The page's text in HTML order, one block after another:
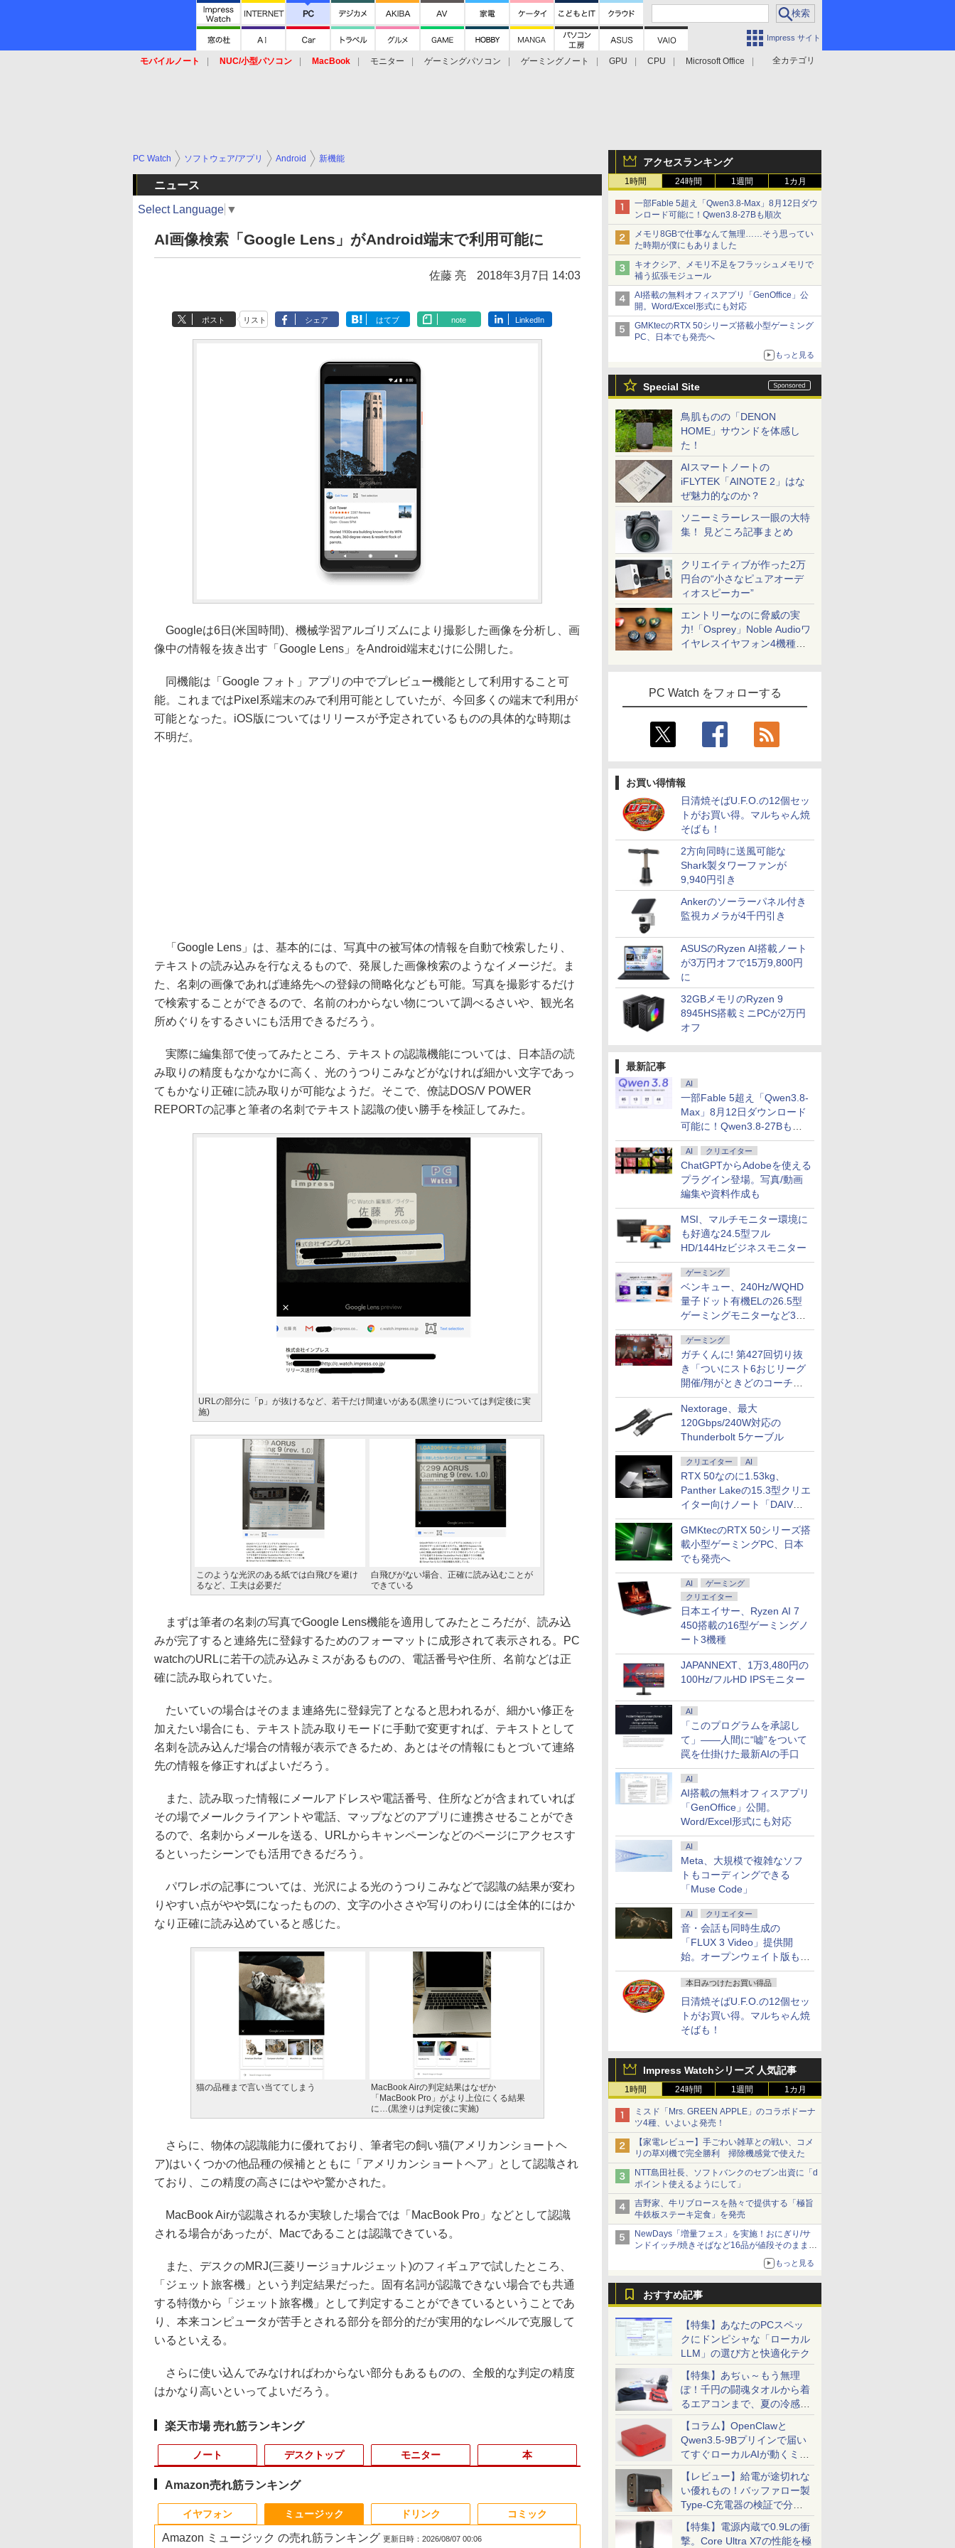
Impress サイト
全カテゴリ
モバイルノート NUC/小型パソコン MacBook モニター ゲーミングパソコン ゲーミングノート GPU CPU
Microsoft Office
アクセスランキング
1時間 24時間 1週間 1カ月
一部Fable 5超え「Qwen3.8-Max」8月12日ダウ
ンロード可能に！Qwen3.8-27Bも順次
メモリ8GBで仕事なんて無理……そう思ってい
た時期が僕にもありました
キオクシア、メモリ不足をフラッシュメモリで
補う拡張モジュール
AI搭載の無料オフィスアプリ「GenOffice」公
開。Word/Excel形式にも対応
GMKtecのRTX 50シリーズ搭載小型ゲーミング
PC、日本でも発売へ
もっと見る
Special Site
鳥肌ものの「DENON
HOME」サウンドを体感し
た！
AIスマートノートの
iFLYTEK「AINOTE 2」はな
ぜ魅力的なのか？
ソニーミラーレス一眼の大特
集！ 見どころ記事まとめ
クリエイティブが作った2万
円台の“小さなピュアオーデ
ィオスピーカー”
エントリーなのに脅威の実
力!「Osprey」Noble Audioワ
イヤレスイヤフォン4機種を
PC Watch をフォローする
お買い得情報
日清焼そばU.F.O.の12個セッ
トがお買い得。マルちゃん焼
そばも！
2方向同時に送風可能な
Shark製タワーファンが
9,940円引き
Ankerのソーラーパネル付き
監視カメラが4千円引き
ASUSのRyzen AI搭載ノート
が3万円オフで15万9,800円
に
32GBメモリのRyzen 9
8945HS搭載ミニPCが2万円
オフ
最新記事
AI
一部Fable 5超え「Qwen3.8-
Max」8月12日ダウンロード
可能に！Qwen3.8-27Bも順
次
AI クリエイター
ChatGPTからAdobeを使える
プラグイン登場。写真/動画
編集や資料作成も
MSI、マルチモニター環境に
も好適な24.5型フル
HD/144Hzビジネスモニター
ゲーミング
ベンキュー、240Hz/WQHD
量子ドット有機ELの26.5型
ゲーミングモニターなど3機
種
ゲーミング
ガチくんに! 第427回切り抜
き「ついにスト6おじリーグ
開催/翔がときどのコーチ就
任など」
Nextorage、最大
120Gbps/240W対応の
Thunderbolt 5ケーブル
クリエイター AI
RTX 50なのに1.53kg、
Panther Lakeの15.3型クリエ
イター向けノート「DAIV
Z5」
GMKtecのRTX 50シリーズ搭
載小型ゲーミングPC、日本
でも発売へ
AI
ゲーミング
クリエイター
日本エイサー、Ryzen AI 7
450搭載の16型ゲーミングノ
ート3機種
JAPANNEXT、1万3,480円の
100Hz/フルHD IPSモニター
AI
「このプログラムを承認し
て」――人間に“嘘”をついて
罠を仕掛けた最新AIの手口
AI
AI搭載の無料オフィスアプリ
「GenOffice」公開。
Word/Excel形式にも対応
AI
Meta、大規模で複雑なソフ
トもコーディングできる
「Muse Code」
AI クリエイター
音・会話も同時生成の
「FLUX 3 Video」提供開
始。オープンウェイト版も計
画
本日みつけたお買い得品
日清焼そばU.F.O.の12個セッ
トがお買い得。マルちゃん焼
そばも！
Impress Watchシリーズ 人気記事
1時間 24時間 1週間 1カ月
ミスド「Mrs. GREEN APPLE」のコラボドーナ
ツ4種、いよいよ発売！
【家電レビュー】手ごわい雑草との戦い、コメ
リの草刈機で完全勝利 掃除機感覚で使えた
NTT島田社長、ソフトバンクのセブン出資に「d
ポイント使えるようにして」
吉野家、牛リブロースを熱々で提供する「極旨
牛鉄板ステーキ定食」を発売
NewDays「増量フェス」を実施！おにぎり/サ
ンドイッチ/焼きそばなど16品が値段そのままで
もっと見る
おすすめ記事
【特集】あなたのPCスペッ
クにドンピシャな「ローカル
LLM」の選び方と快適化テク
【特集】あぢぃ～もう無理
ぽ！千円の闘魂タオルから着
るエアコンまで、夏の冷感グ
ッズ一挙紹介
【コラム】OpenClawと
Qwen3.5-9Bプリインで届い
てすぐローカルAIが動くミニ
PC「SER9 Pro」
【レビュー】給電が途切れな
い優れもの！バッファロー製
Type-C充電器の検証で分か
ったこと
【特集】電源内蔵で0.9Lの衝
撃。Core Ultra X7の性能を極
PC Watch ソフトウェア/アプリ Android 新機能
ニュース
Select Language ▼
AI画像検索「Google Lens」がAndroid端末で利用可能に
佐藤 亮 2018年3月7日 14:03
ポスト リスト シェア はてブ note LinkedIn
Googleは6日(米国時間)、機械学習アルゴリズムにより撮影した画像を分析し、画
像中の情報を抜き出す「Google Lens」をAndroid端末むけに公開した。
同機能は「Google フォト」アプリの中でプレビュー機能として利用すること可
能。これまではPixel系端末のみで利用可能としていたが、今回多くの端末で利用が
可能となった。iOS版についてはリリースが予定されているものの具体的な時期は
不明だ。
「Google Lens」は、基本的には、写真中の被写体の情報を自動で検索したり、
テキストの読み込みを行なえるもので、発展した画像検索のようなイメージだ。ま
た、名刺の画像であれば連絡先への登録の簡略化なども可能。写真を撮影するだけ
で検索することができるので、名前のわからない物について調べるさいや、観光名
所めぐりをするさいにも活用できるだろう。
実際に編集部で使ってみたところ、テキストの認識機能については、日本語の読
み取りの精度もなかなかに高く、光のうつりこみなどがなければ細かい文字であっ
てもかなり正確に読み取りが可能なようだ。そこで、僚誌DOS/V POWER
REPORTの記事と筆者の名刺でテキスト認識の使い勝手を検証してみた。
URLの部分に「p」が抜けるなど、若干だけ間違いがある(黒塗りについては判定後に実
施)
このような光沢のある紙では白飛びを避け
るなど、工夫は必要だ
白飛びがない場合、正確に読み込むことが
できている
まずは筆者の名刺の写真でGoogle Lens機能を適用してみたところだが、読み込
みが完了すると連絡先に登録するためのフォーマットに成形されて表示される。PC
watchのURLに若干の読み込みミスがあるものの、電話番号や住所、名前などは正
確に読み取られていた。
たいていの場合はそのまま連絡先に登録完了となると思われるが、細かい修正を
加えたい場合にも、テキスト読み取りモードに手動で変更すれば、テキストとして
名刺を読み込んだ場合の情報が表示できるため、あとはその情報にもとづいて連絡
先の情報を修正すればよいだろう。
また、読み取った情報にメールアドレスや電話番号、住所などが含まれていれば
その場でメールクライアントや電話、マップなどのアプリに連携させることができ
るので、名刺からメールを送る、URLからキャンペーンなどのページにアクセスす
るといったシーンでも活用できるだろう。
パワレポの記事については、光沢による光のうつりこみなどで認識の結果が変わ
りやすい点がやや気になったものの、文字の小ささや写りのわりには全体的にはか
なり正確に読み込めていると感じた。
猫の品種まで言い当ててしまう
MacBook Airの判定結果はなぜか
「MacBook Pro」がより上位にくる結果
に…(黒塗りは判定後に実施)
さらに、物体の認識能力に優れており、筆者宅の飼い猫(アメリカンショートヘ
ア)はいくつかの他品種の候補とともに「アメリカンショートヘア」として認識され
ており、この精度の高さにはやや驚かされた。
MacBook Airが認識されるか実験した場合では「MacBook Pro」などとして認識
される場合があったが、Macであることは認識できている。
また、デスクのMRJ(三菱リージョナルジェット)のフィギュアで試したところ、
「ジェット旅客機」という判定結果だった。固有名詞が認識できない場合でも共通
する特徴から「ジェット旅客機」として判定することができているということであ
り、本来コンピュータが苦手とされる部分を部分的だが実用的なレベルで克服して
いるといえる。
さらに使い込んでみなければわからない部分もあるものの、全般的な判定の精度
はかなり高いといってよいだろう。
楽天市場 売れ筋ランキング
ノート
1 2 4 5 8
デスクトップ
1 2 4 5
モニター
1 2 4 5 8
本
1 2 4 5 8
Amazon売れ筋ランキング
イヤフォン ミュージック
Amazon ミュージック の売れ筋ランキング 更新日時：2026/08/07 00:06
ドリンク コミック